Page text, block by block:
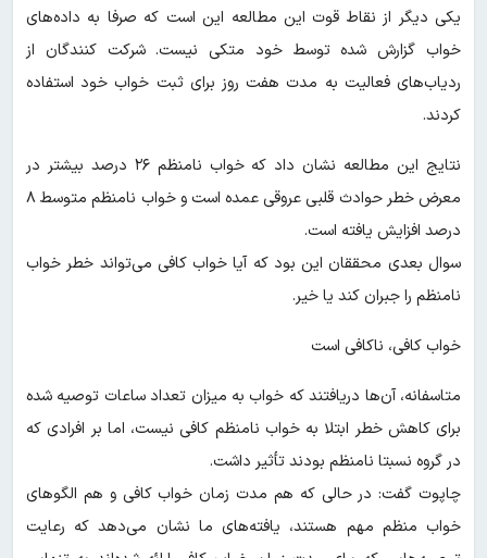
یکی دیگر از نقاط قوت این مطالعه این است که صرفا به داده‌های
خواب گزارش شده توسط خود متکی نیست. شرکت کنندگان از
ردیاب‌های فعالیت به مدت هفت روز برای ثبت خواب خود استفاده
کردند.
نتایج این مطالعه نشان داد که خواب نامنظم ۲۶ درصد بیشتر در
معرض خطر حوادث قلبی عروقی عمده است و خواب نامنظم متوسط ۸
درصد افزایش یافته است.
سوال بعدی محققان این بود که آیا خواب کافی می‌تواند خطر خواب
نامنظم را جبران کند یا خیر.
خواب کافی، ناکافی است
متاسفانه، آن‌ها دریافتند که خواب به میزان تعداد ساعات توصیه شده
برای کاهش خطر ابتلا به خواب نامنظم کافی نیست، اما بر افرادی که
در گروه نسبتا نامنظم بودند تأثیر داشت.
چاپوت گفت: در حالی که هم مدت زمان خواب کافی و هم الگوهای
خواب منظم مهم هستند، یافته‌های ما نشان می‌دهد که رعایت